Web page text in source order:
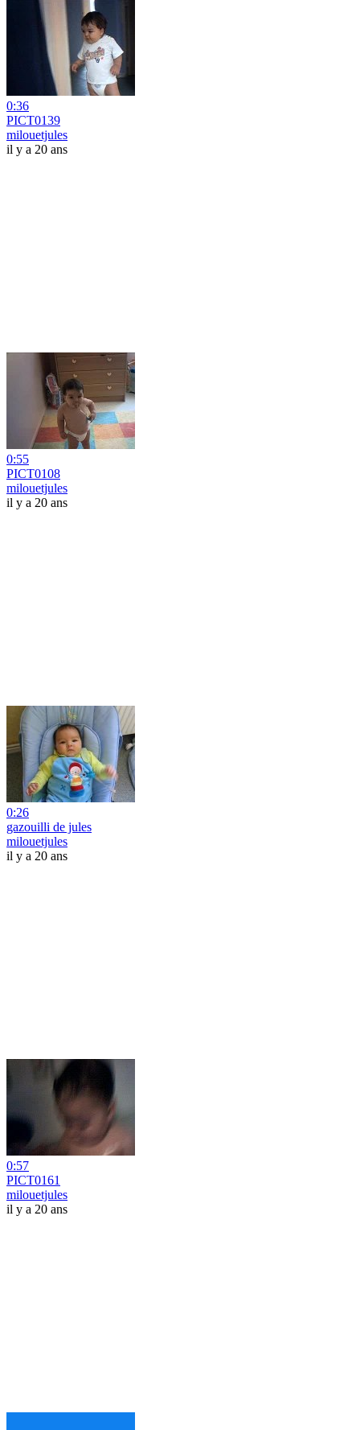
0:36
PICT0139
milouetjules
il y a 20 ans
0:55
PICT0108
milouetjules
il y a 20 ans
0:26
gazouilli de jules
milouetjules
il y a 20 ans
0:57
PICT0161
milouetjules
il y a 20 ans